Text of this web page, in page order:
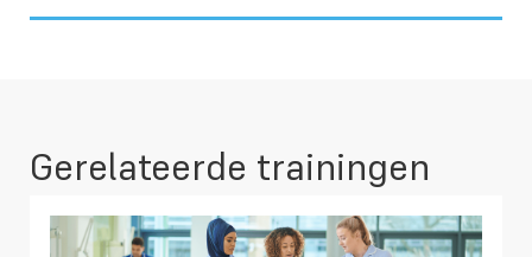
Gerelateerde trainingen